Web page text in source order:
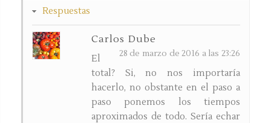
Respuestas
Carlos Dube
28 de marzo de 2016 a las 23:26
El
total? Si, no nos importaría
hacerlo, no obstante en el paso a
paso ponemos los tiempos
aproximados de todo. Sería echar